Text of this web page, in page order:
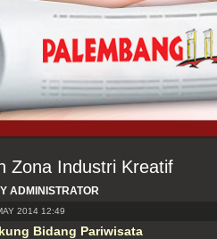
Zona Industri Kreatif
ADMINISTRATOR
2014 12:49
Bidang Pariwisata